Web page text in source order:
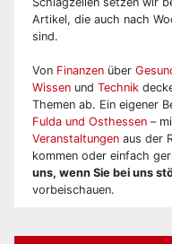
Artikel, die auch nach
sind.
Von Finanzen über
Wissen und Technik
Themen ab. Ein eigener
Fulda und Osthessen –
Veranstaltungen aus der
kommen oder einfach
uns, wenn Sie bei uns
vorbeischauen.